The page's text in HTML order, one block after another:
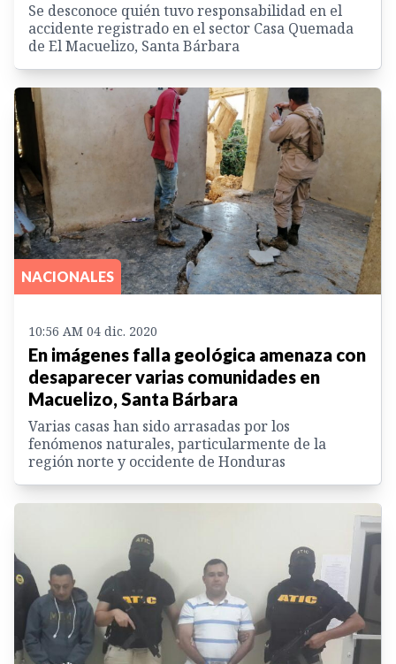
Se desconoce quién tuvo responsabilidad en el
accidente registrado en el sector Casa Quemada
de El Macuelizo, Santa Bárbara
NACIONALES
10:56 AM 04 dic. 2020
En imágenes falla geológica amenaza con
desaparecer varias comunidades en
Macuelizo, Santa Bárbara
Varias casas han sido arrasadas por los
fenómenos naturales, particularmente de la
región norte y occidente de Honduras